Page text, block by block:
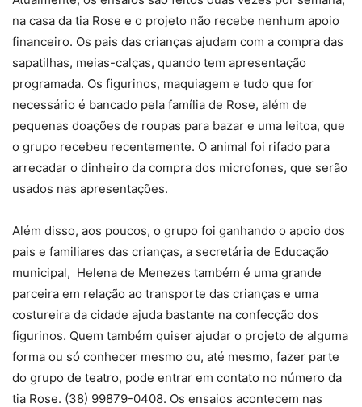
na casa da tia Rose e o projeto não recebe nenhum apoio
financeiro. Os pais das crianças ajudam com a compra das
sapatilhas, meias-calças, quando tem apresentação
programada. Os figurinos, maquiagem e tudo que for
necessário é bancado pela família de Rose, além de
pequenas doações de roupas para bazar e uma leitoa, que
o grupo recebeu recentemente. O animal foi rifado para
arrecadar o dinheiro da compra dos microfones, que serão
usados nas apresentações.
Além disso, aos poucos, o grupo foi ganhando o apoio dos
pais e familiares das crianças, a secretária de Educação
municipal, Helena de Menezes também é uma grande
parceira em relação ao transporte das crianças e uma
costureira da cidade ajuda bastante na confecção dos
figurinos. Quem também quiser ajudar o projeto de alguma
forma ou só conhecer mesmo ou, até mesmo, fazer parte
do grupo de teatro, pode entrar em contato no número da
tia Rose. (38) 99879-0408. Os ensaios acontecem nas